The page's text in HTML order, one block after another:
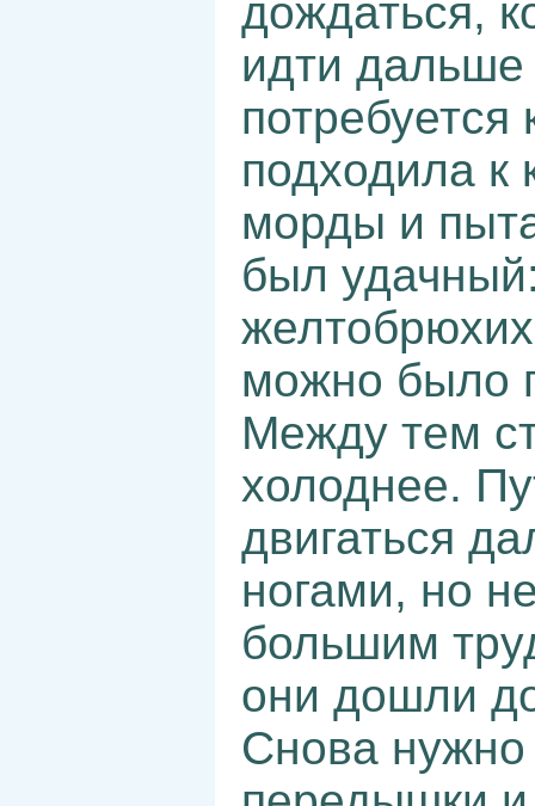
дождаться,
идти дальше
подходила к
морды и
был
можно было
Между тем
холоднее.
двигаться
ногами, но
большим
они дошли
Снова нужно